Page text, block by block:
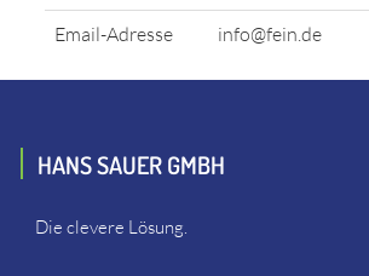
Email-Adresse
info@fein.de
HANS SAUER GMBH
Die clevere Lösung.